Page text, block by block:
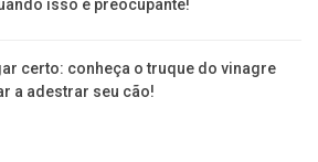
isso é preocupante!
certo: conheça o truque do vinagre
a adestrar seu cão!